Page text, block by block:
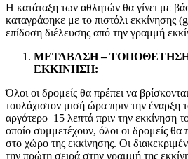
Η κατάταξη των αθλητών θα γίνει με
καταγράφηκε με το πιστόλι εκκίνησης
επίδοση διέλευσης από την γραμμή
ΜΕΤΑΒΑΣΗ –
Όλοι οι δρομείς θα πρέπει να
τουλάχιστον μισή ώρα πριν την
αργότερο 15 λεπτά πριν την εκκίνηση
οποίο συμμετέχουν, όλοι οι δρομείς θα
στο χώρο της εκκίνησης. Οι
την πρώτη σειρά στην γραμμή της